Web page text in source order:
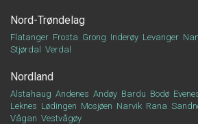
Nord-Trøndelag
Flatanger Frosta Grong Inderøy Levanger
Stjørdal
Verdal
Nordland
Alstahaug Andenes Andøy Bardu Bodø
Leknes Lødingen Mosjøen Narvik Rana
Vågan Vestvågøy